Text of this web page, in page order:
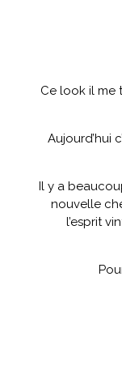
Ce look il me
Aujourd’hui
Il y a
nouvelle
l’esprit